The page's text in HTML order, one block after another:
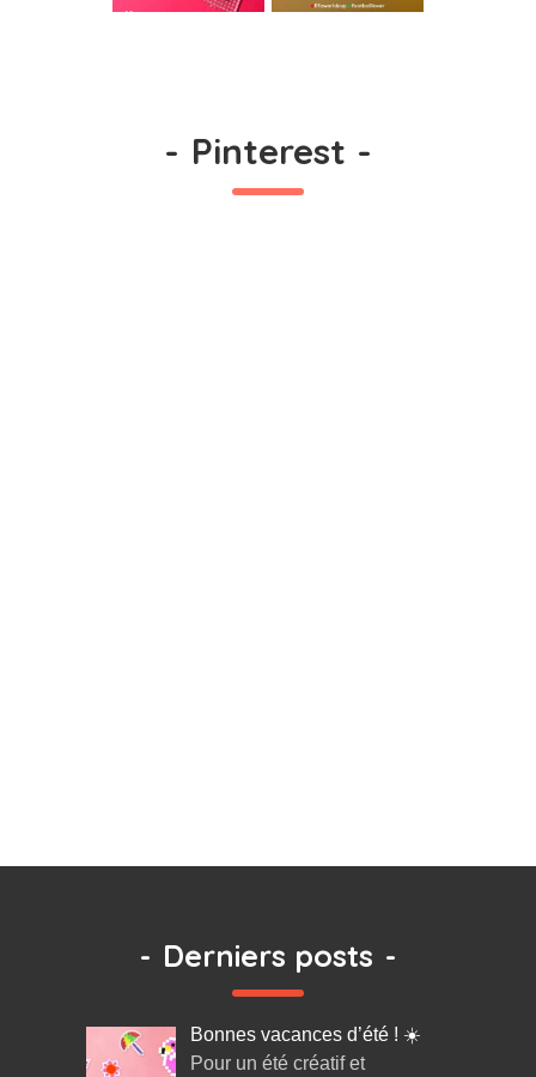
- Pinterest -
- Derniers posts -
Bonnes vacances d’été ! ☀️
Pour un été créatif et